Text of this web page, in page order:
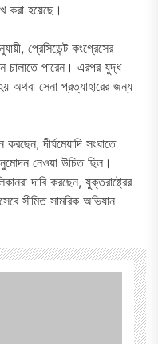
করা হয়েছে।
প্রেসিডেন্ট কংগ্রেসের
চালাতে পারেন। এরপর যুদ্ধ
অথবা সেনা প্রত্যাহারের জন্য
করছেন, দীর্ঘমেয়াদি সংঘাতে
নেওয়া উচিত ছিল।
দাবি করছেন, যুক্তরাষ্ট্রের
সীমিত সামরিক অভিযান